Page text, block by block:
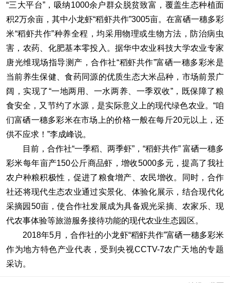
“三大平台”，吸纳1000余户群众脱贫致富，覆盖生态种植面
积2万余亩，其中小龙虾“稻虾共作”3005亩。在富硒一穗多彩
米“稻虾共作”种养全程，均采用物理或生物方法，防治病虫
害，农药、化肥基本零投入。据华中农业科技大学农业专家
唐光维现场指导测产，合作社“稻虾共作”富硒一穗多彩米是
当前养生保健、食药同源的优质生态大米品种，市场前景广
阔，实现了“一地两用、一水两养、一季双收”，既保障了粮
食安全，又节约了水源，是实际意义上的现代绿色农业。“咱
们富硒一穗多彩米在市场上的价格一般在每斤20元以上，还
供不应求！”李成峰说。
目前，合作社“一季稻、两季虾”，“稻虾共作” 富硒一穗多
彩米每年亩产150公斤商品虾，增收5000多元，提高了我社
农户种粮积极性，促进了粮食增产、农民增收。同时，合作
社还将现代生态农业通过实景化、体验化展示，结合现代化
采摘园50亩，使合作社发展成为具备观光采摘、农家乐、现
代农事体验等旅游服务接待功能的现代农业生态园区。
2018年5月，合作社的小龙虾“稻虾共作”富硒一穗多彩米
作为地方特色产业代表，受到央视CCTV-7农广天地的专题
采访。